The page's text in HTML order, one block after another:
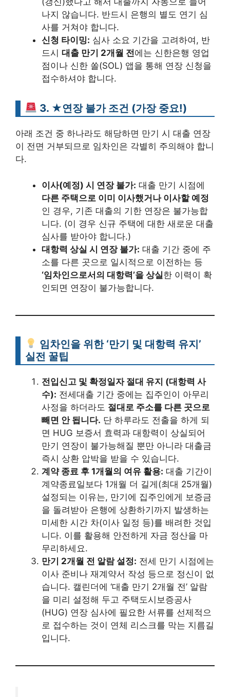
나지 않습니다. 반드시 은행의 별도 연기 심
사를 거쳐야 합니다.
신청 타이밍: 심사 소요 기간을 고려하여, 반
드시 대출 만기 2개월 전에는 신한은행 영업
점이나 신한 쏠(SOL) 앱을 통해 연장 신청을
접수하셔야 합니다.
3. ★연장 불가 조건 (가장 중요!)
아래 조건 중 하나라도 해당하면 만기 시 대출 연장
이 전면 거부되므로 임차인은 각별히 주의해야 합니
다.
이사(예정) 시 연장 불가: 대출 만기 시점에
다른 주택으로 이미 이사했거나 이사할 예정
인 경우, 기존 대출의 기한 연장은 불가능합
니다. (이 경우 신규 주택에 대한 새로운 대출
심사를 받아야 합니다.)
대항력 상실 시 연장 불가: 대출 기간 중에 주
소를 다른 곳으로 일시적으로 이전하는 등
‘임차인으로서의 대항력’을 상실한 이력이 확
인되면 연장이 불가능합니다.
임차인을 위한 ‘만기 및 대항력 유지’
실전 꿀팁
전입신고 및 확정일자 절대 유지 (대항력 사
수): 전세대출 기간 중에는 집주인이 아무리
사정을 하더라도 절대로 주소를 다른 곳으로
빼면 안 됩니다. 단 하루라도 전출을 하게 되
면 HUG 보증서 효력과 대항력이 상실되어
만기 연장이 불가능해질 뿐만 아니라 대출금
즉시 상환 압박을 받을 수 있습니다.
계약 종료 후 1개월의 여유 활용: 대출 기간이
계약종료일보다 1개월 더 길게(최대 25개월)
설정되는 이유는, 만기에 집주인에게 보증금
을 돌려받아 은행에 상환하기까지 발생하는
미세한 시간 차(이사 일정 등)를 배려한 것입
니다. 이를 활용해 안전하게 자금 정산을 마
무리하세요.
만기 2개월 전 알람 설정: 전세 만기 시점에는
이사 준비나 재계약서 작성 등으로 정신이 없
습니다. 캘린더에 ‘대출 만기 2개월 전’ 알람
을 미리 설정해 두고 주택도시보증공사
(HUG) 연장 심사에 필요한 서류를 선제적으
로 접수하는 것이 연체 리스크를 막는 지름길
입니다.